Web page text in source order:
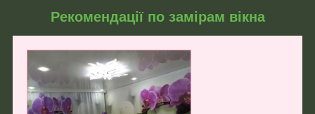
Рекомендації по замірам вікна